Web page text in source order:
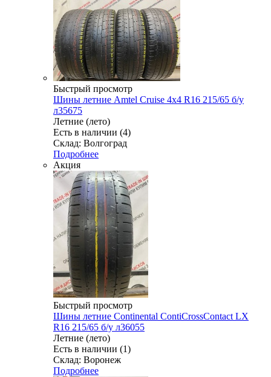
Быстрый просмотр
Шины летние Amtel Cruise 4x4 R16 215/65 б/у
л35675
Летние (лето)
Есть в наличии (4)
Склад: Волгоград
Подробнее
Акция
Быстрый просмотр
Шины летние Continental ContiCrossContact LX
R16 215/65 б/у л36055
Летние (лето)
Есть в наличии (1)
Склад: Воронеж
Подробнее